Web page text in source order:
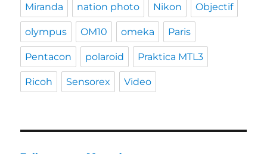
Miranda nation photo Nikon Objectif
olympus OM10 omeka Paris
Pentacon polaroid Praktica MTL3
Ricoh Sensorex Video